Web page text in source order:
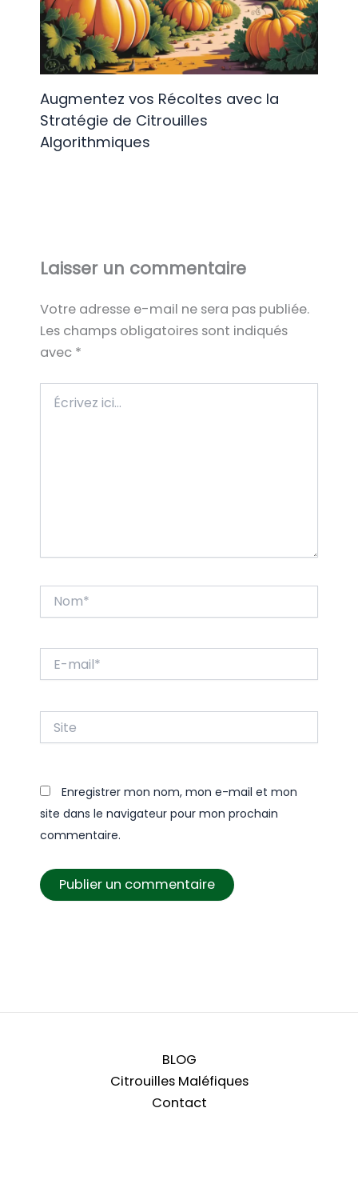
Augmentez vos Récoltes avec la
Stratégie de Citrouilles
Algorithmiques
Laisser un commentaire
Votre adresse e-mail ne sera pas publiée.
Les champs obligatoires sont indiqués
avec *
ici…
mail*
Enregistrer mon nom, mon e-mail et mon
site dans le navigateur pour mon prochain
commentaire.
BLOG
Citrouilles Maléfiques
Contact